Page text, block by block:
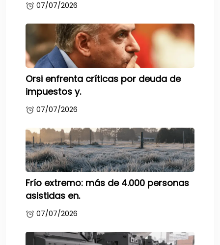
07/07/2026
Orsi enfrenta críticas por deuda de
impuestos y.
07/07/2026
Frío extremo: más de 4.000 personas
asistidas en.
07/07/2026